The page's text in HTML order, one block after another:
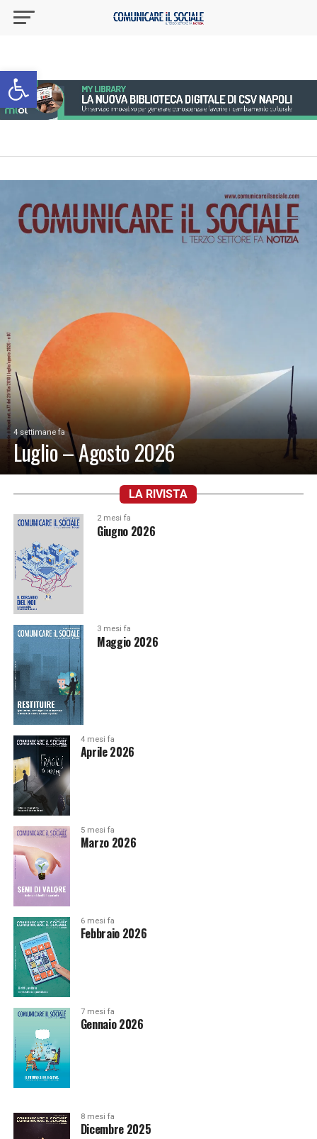
Apri la barra degli strumenti
4 settimane fa
Luglio – Agosto 2026
LA RIVISTA
2 mesi fa
Giugno 2026
3 mesi fa
Maggio 2026
4 mesi fa
Aprile 2026
5 mesi fa
Marzo 2026
6 mesi fa
Febbraio 2026
7 mesi fa
Gennaio 2026
8 mesi fa
Dicembre 2025